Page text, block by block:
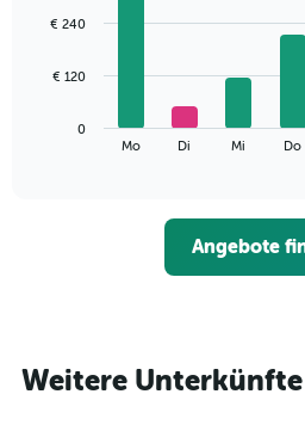
with
bars.
folgende
durchschnittlichen
jeweiligen
Wochentag.
Mo Di Mi Do
0
€ 120
€ 240
Angebote
Weitere